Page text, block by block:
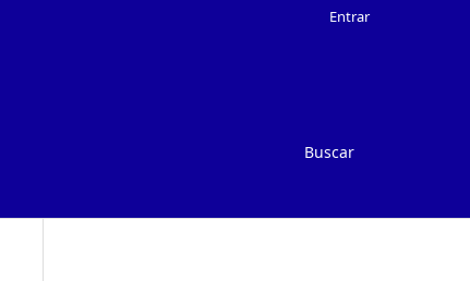
Buscar
Entrar